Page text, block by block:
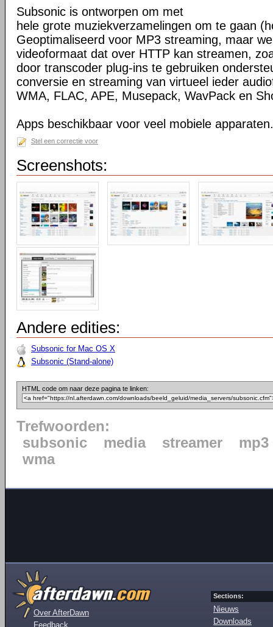
Subsonic is ontworpen om met
hele grote muziekverzamelingen om te gaan
Geoptimaliseerd voor MP3 streaming, maar
videoformaat dat over HTTP kan streamen,
door transcoder plug-ins te gebruiken
conversie en streaming van virtueel ieder
WMA, FLAC, APE, Musepack, WavPack en
Apps beschikbaar voor veel mobiele apparaten.
Stel een correctie voor
Screenshots:
Andere edities:
Subsonic for Mac OS X
Subsonic (Stand-alone)
HTML code om naar deze pagina te linken:
Trefwoorden:
subsonic
media streamer
mp3
wma
Over AfterDawn
Feedback
Sections:
Nieuws
Downloads